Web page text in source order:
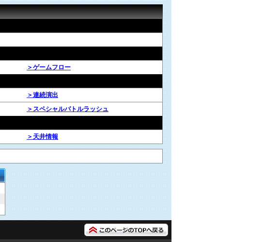
＞ゲームフロー
＞連続演出
＞スペシャルバトルラッシュ
＞天井情報